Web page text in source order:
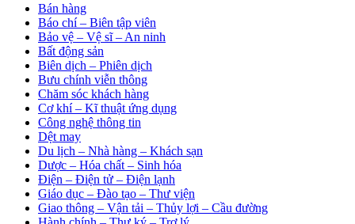
Bán hàng
Báo chí – Biên tập viên
Bảo vệ – Vệ sĩ – An ninh
Bất động sản
Biên dịch – Phiên dịch
Bưu chính viễn thông
Chăm sóc khách hàng
Cơ khí – Kĩ thuật ứng dụng
Công nghệ thông tin
Dệt may
Du lịch – Nhà hàng – Khách sạn
Dược – Hóa chất – Sinh hóa
Điện – Điện tử – Điện lạnh
Giáo dục – Đào tạo – Thư viện
Giao thông – Vận tải – Thủy lợi – Cầu đường